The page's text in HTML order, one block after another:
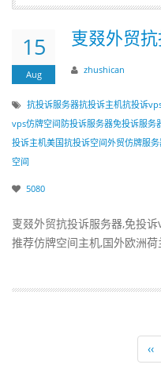
15
Aug
叓叕外贸
zhushican
抗投诉服务器抗投诉主机抗投诉
vps仿牌空间 防投诉服务器免投诉服务
投诉主机美国抗投诉空间外贸仿牌服
空间
5080
叓叕外贸抗投诉服务器,免投
推荐仿牌空间主机,国外欧洲
‹‹